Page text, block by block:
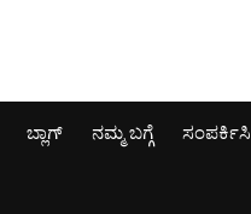
ಬ್ಲಾಗ್ ನಮ್ಮ ಬಗ್ಗೆ ಸಂಪರ್ಕಿಸಿ